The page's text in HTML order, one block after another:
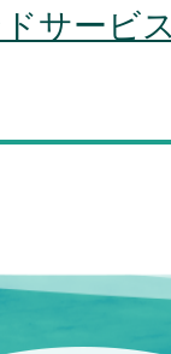
サービ